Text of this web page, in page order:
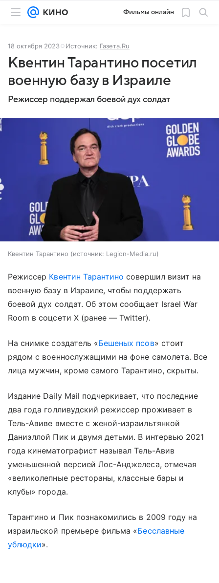
Фильмы онлайн
18 октября 2023 Источник: Газета.Ru
Квентин Тарантино посетил
военную базу в Израиле
Режиссер поддержал боевой дух солдат
Квентин Тарантино источник: Legion-Media.ru
Режиссер Квентин Тарантино совершил визит на
военную базу в Израиле, чтобы поддержать
боевой дух солдат. Об этом сообщает Israel War
Room в cоцсети X (ранее — Twitter).
На снимке создатель «Бешеных псов» стоит
рядом с военнослужащими на фоне самолета. Все
лица мужчин, кроме самого Тарантино, скрыты.
Издание Daily Mail подчеркивает, что последние
два года голливудский режиссер проживает в
Тель-Авиве вместе с женой-израильтянкой
Даниэллой Пик и двумя детьми. В интервью 2021
года кинематографист называл Тель-Авив
уменьшенной версией Лос-Анджелеса, отмечая
«великолепные рестораны, классные бары и
клубы» города.
Тарантино и Пик познакомились в 2009 году на
израильской премьере фильма «Бесславные
ублюдки».